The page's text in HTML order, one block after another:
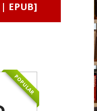
EPUB]
POPULAR